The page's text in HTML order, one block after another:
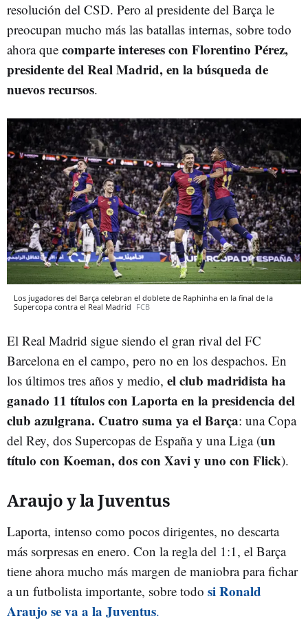
resolución del CSD. Pero al presidente del Barça le
preocupan mucho más las batallas internas, sobre todo
ahora que comparte intereses con Florentino Pérez,
presidente del Real Madrid, en la búsqueda de
nuevos recursos.
Los jugadores del Barça celebran el doblete de Raphinha en la final de la
Supercopa contra el Real Madrid FCB
El Real Madrid sigue siendo el gran rival del FC
Barcelona en el campo, pero no en los despachos. En
los últimos tres años y medio, el club madridista ha
ganado 11 títulos con Laporta en la presidencia del
club azulgrana. Cuatro suma ya el Barça: una Copa
del Rey, dos Supercopas de España y una Liga (un
título con Koeman, dos con Xavi y uno con Flick).
Araujo y la Juventus
Laporta, intenso como pocos dirigentes, no descarta
más sorpresas en enero. Con la regla del 1:1, el Barça
tiene ahora mucho más margen de maniobra para fichar
a un futbolista importante, sobre todo si Ronald
Araujo se va a la Juventus.